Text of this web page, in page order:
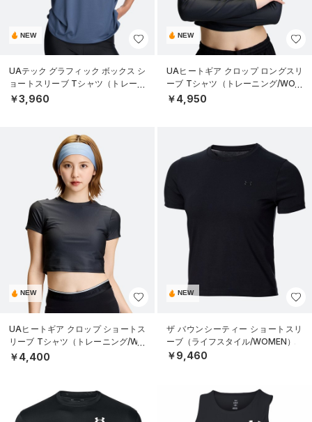
NEW
UAテック グラフィック ボックス シ
ョートスリーブ Tシャツ（トレーニ
ング/WOMEN）
￥3,960
NEW
UAヒートギア クロップ ロングスリ
ーブ Tシャツ（トレーニング/WOM
EN）
￥4,950
NEW
UAヒートギア クロップ ショートス
リーブ Tシャツ（トレーニング/WO
MEN）
￥4,400
NEW
ザ バウンシーティー ショートスリ
ーブ（ライフスタイル/WOMEN）
￥9,460